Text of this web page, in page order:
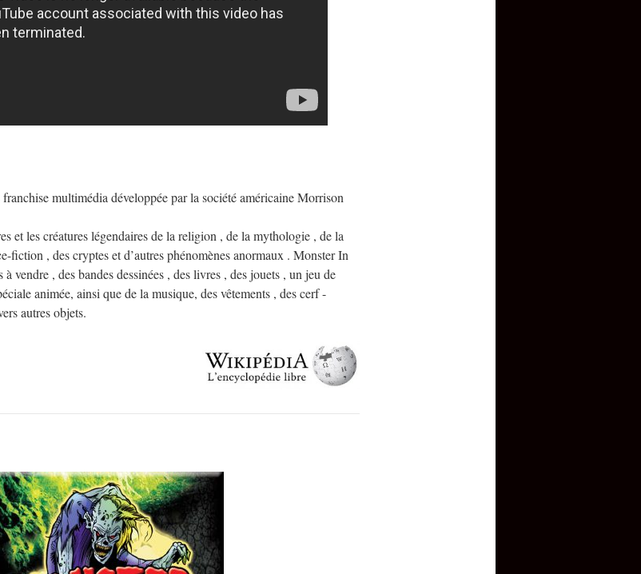
multimédia développée par la société américaine Morrison
et les créatures légendaires de la religion , de la mythologie , de la
fiction , des cryptes et d’autres phénomènes anormaux . Monster In
vendre , des bandes dessinées , des livres , des jouets , un jeu de
animée, ainsi que de la musique, des vêtements , des cerf -
autres objets.